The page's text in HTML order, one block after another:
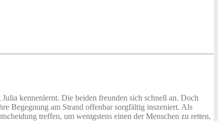
kennenlernt. Die beiden freunden sich schnell an. Doch
Begegnung am Strand offenbar sorgfältig inszeniert. Als
treffen, um wenigstens einen der Menschen zu retten,